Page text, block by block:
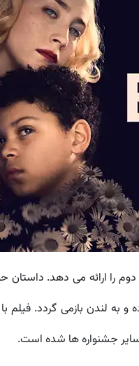
را ارائه می دهد.
به لندن بازمی گردد.